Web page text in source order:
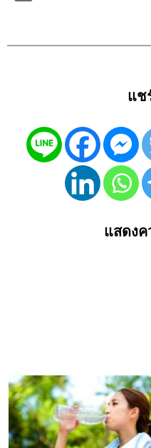
แช
แสดงค